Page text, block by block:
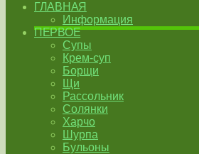
ГЛАВНАЯ
Информация
ПЕРВОЕ
Супы
Крем-суп
Борщи
Щи
Рассольник
Солянки
Харчо
Шурпа
Бульоны